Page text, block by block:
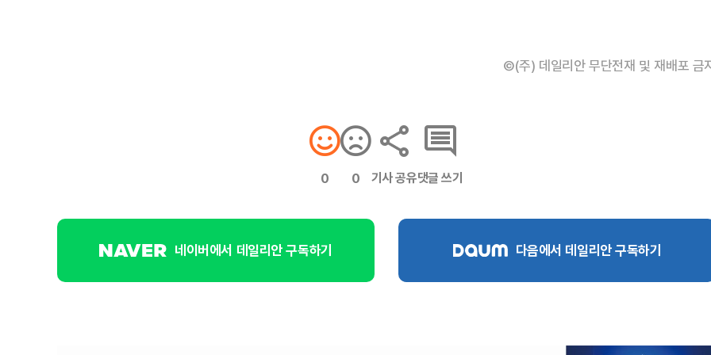
©(주) 데일리안 무단전재 및 재배포 금
0 0 기사 공유댓글 쓰기
네이버에서 데일리안 구독하기 다음에서 데일리안 구독하기